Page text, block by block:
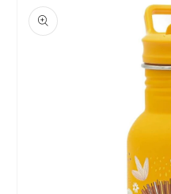
a la
información
del producto